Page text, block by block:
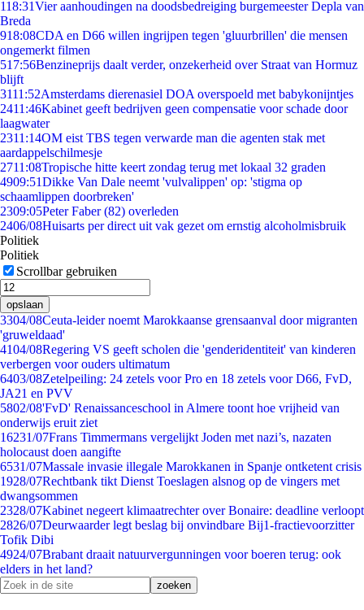
118:31Vier aanhoudingen na doodsbedreiging burgemeester Depla van
Breda
918:08CDA en D66 willen ingrijpen tegen 'gluurbrillen' die mensen
ongemerkt filmen
517:56Benzineprijs daalt verder, onzekerheid over Straat van Hormuz
blijft
3111:52Amsterdams dierenasiel DOA overspoeld met babykonijntjes
2411:46Kabinet geeft bedrijven geen compensatie voor schade door
laagwater
2311:14OM eist TBS tegen verwarde man die agenten stak met
aardappelschilmesje
2711:08Tropische hitte keert zondag terug met lokaal 32 graden
4909:51Dikke Van Dale neemt 'vulvalippen' op: 'stigma op
schaamlippen doorbreken'
2309:05Peter Faber (82) overleden
2406/08Huisarts per direct uit vak gezet om ernstig alcoholmisbruik
Politiek
Politiek
Scrollbar gebruiken
opslaan
3304/08Ceuta-leider noemt Marokkaanse grensaanval door migranten
'gruweldaad'
4104/08Regering VS geeft scholen die 'genderidentiteit' van kinderen
verbergen voor ouders ultimatum
6403/08Zetelpeiling: 24 zetels voor Pro en 18 zetels voor D66, FvD,
JA21 en PVV
5802/08'FvD' Renaissanceschool in Almere toont hoe vrijheid van
onderwijs eruit ziet
16231/07Frans Timmermans vergelijkt Joden met nazi’s, nazaten
holocaust doen aangifte
6531/07Massale invasie illegale Marokkanen in Spanje ontketent crisis
1928/07Rechtbank tikt Dienst Toeslagen alsnog op de vingers met
dwangsommen
2328/07Kabinet negeert klimaatrechter over Bonaire: deadline verloopt
2826/07Deurwaarder legt beslag bij onvindbare Bij1-fractievoorzitter
Tofik Dibi
4924/07Brabant draait natuurvergunningen voor boeren terug: ook
elders in het land?